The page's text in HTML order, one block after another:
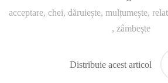
acceptare, chei, dăruiește, mulțumește,
, zâmbește
Distribuie acest articol